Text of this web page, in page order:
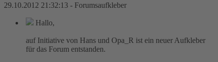
29.10.2012 21:32:13 - Forumsaufkleber
Hallo,
auf Initiative von Hans und Opa_R ist ein neuer Aufkleber
für das Forum entstanden.